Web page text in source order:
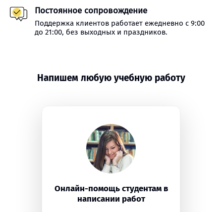
Постоянное сопровождение
Поддержка клиентов работает ежедневно с 9:00
до 21:00, без выходных и праздников.
Напишем любую учебную работу
Онлайн-помощь студентам в
написании работ